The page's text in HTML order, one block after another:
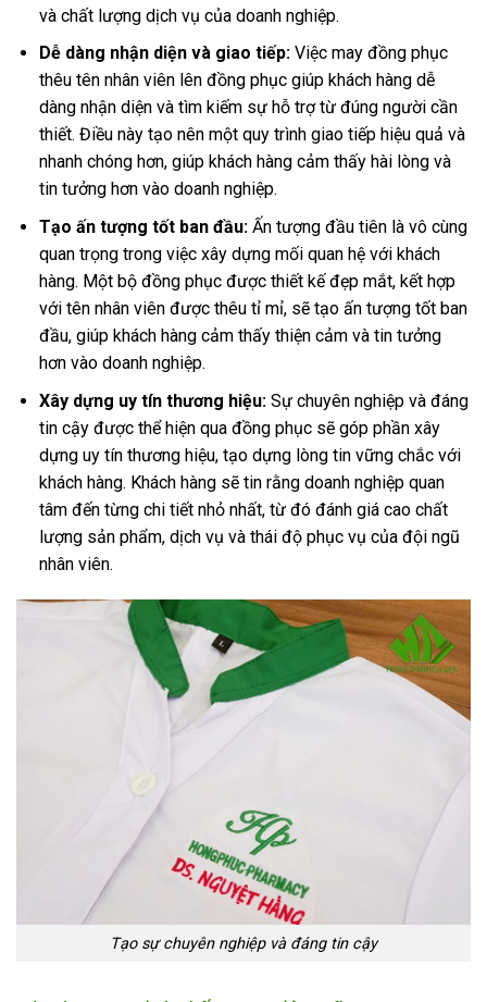
và chất lượng dịch vụ của doanh nghiệp.
Dễ dàng nhận diện và giao tiếp:Việc may đồng phục
thêu tên nhân viên lên đồng phục giúp khách hàng dễ
dàng nhận diện và tìm kiếm sự hỗ trợ từ đúng người cần
thiết. Điều này tạo nên một quy trình giao tiếp hiệu quả và
nhanh chóng hơn, giúp khách hàng cảm thấy hài lòng và
tin tưởng hơn vào doanh nghiệp.
Tạo ấn tượng tốt ban đầu:Ấn tượng đầu tiên là vô cùng
quan trọng trong việc xây dựng mối quan hệ với khách
hàng. Một bộ đồng phục được thiết kế đẹp mắt, kết hợp
với tên nhân viên được thêu tỉ mỉ, sẽ tạo ấn tượng tốt ban
đầu, giúp khách hàng cảm thấy thiện cảm và tin tưởng
hơn vào doanh nghiệp.
Xây dựng uy tín thương hiệu: Sự chuyên nghiệp và đáng
tin cậy được thể hiện qua đồng phục sẽ góp phần xây
dựng uy tín thương hiệu, tạo dựng lòng tin vững chắc với
khách hàng. Khách hàng sẽ tin rằng doanh nghiệp quan
tâm đến từng chi tiết nhỏ nhất, từ đó đánh giá cao chất
lượng sản phẩm, dịch vụ và thái độ phục vụ của đội ngũ
nhân viên.
Tạo sự chuyên nghiệp và đáng tin cậy